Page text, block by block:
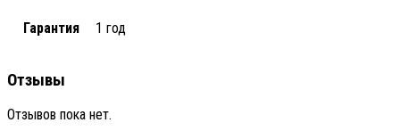
Гарантия 1 год
Отзывы
Отзывов пока нет.